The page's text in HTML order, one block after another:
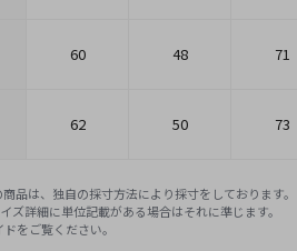
60 48 71
62 50 73
品は、独自の採寸方法により採寸をしております。
詳細に単位記載がある場合はそれに準じます。
ドをご覧ください。